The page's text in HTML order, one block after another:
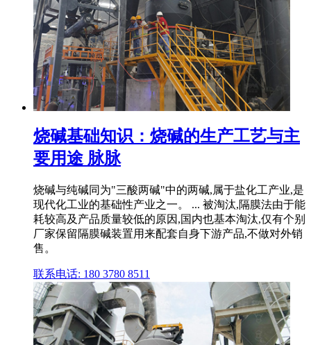
烧碱基础知识：烧碱的生产工艺与主
要用途 脉脉
烧碱与纯碱同为"三酸两碱"中的两碱,属于盐化工产业,是
现代化工业的基础性产业之一。 ... 被淘汰,隔膜法由于能
耗较高及产品质量较低的原因,国内也基本淘汰,仅有个别
厂家保留隔膜碱装置用来配套自身下游产品,不做对外销
售。
联系电话: 180 3780 8511